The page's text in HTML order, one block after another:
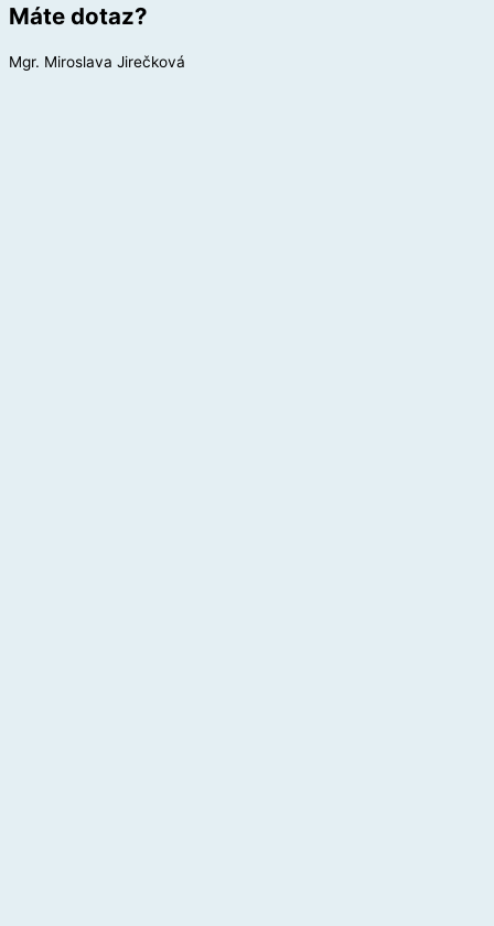
Máte dotaz?
Mgr. Miroslava Jirečková